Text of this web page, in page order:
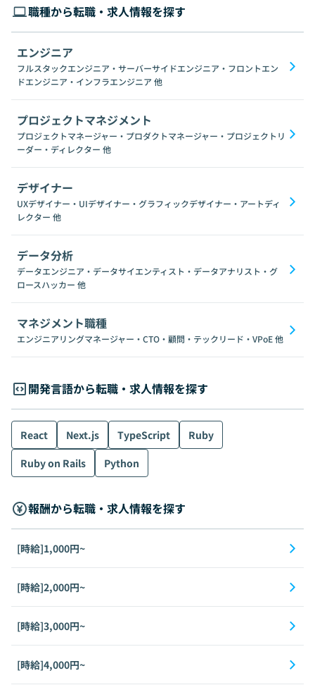
職種から転職・求人情報を探す
エンジニア
フルスタックエンジニア・サーバーサイドエンジニア・フロントエン
ドエンジニア・インフラエンジニア 他
プロジェクトマネジメント
プロジェクトマネージャー・プロダクトマネージャー・プロジェクトリ
ーダー・ディレクター 他
デザイナー
UXデザイナー・UIデザイナー・グラフィックデザイナー・アートディ
レクター 他
データ分析
データエンジニア・データサイエンティスト・データアナリスト・グ
ロースハッカー 他
マネジメント職種
エンジニアリングマネージャー・CTO・顧問・テックリード・VPoE他
開発言語から転職・求人情報を探す
React Next.js TypeScript
Ruby
Ruby on Rails
Python
報酬から転職・求人情報を探す
[時給]1,000円~
[時給]2,000円~
[時給]3,000円~
[時給]4,000円~